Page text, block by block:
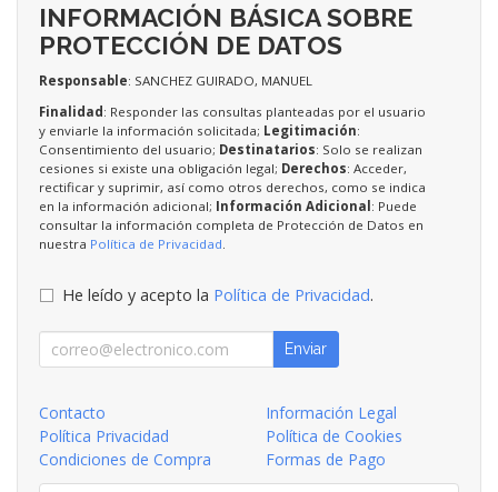
INFORMACIÓN BÁSICA SOBRE
PROTECCIÓN DE DATOS
Responsable: SANCHEZ GUIRADO, MANUEL
Finalidad : Responder las consultas planteadas por el usuario
y enviarle la información solicitada; Legitimación:
Consentimiento del usuario; Destinatarios: Solo se realizan
cesiones si existe una obligación legal; Derechos: Acceder,
rectificar y suprimir, así como otros derechos, como se indica
en la información adicional; Información Adicional : Puede
consultar la información completa de Protección de Datos en
nuestra Política de Privacidad
He leído y acepto la Política de Privacidad.
Enviar
Contacto
Información Legal
Política Privacidad
Política de Cookies
Condiciones de Compra
Formas de Pago